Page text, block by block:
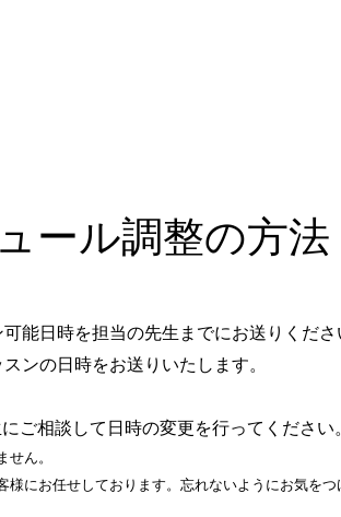
ール調整の方法
能日時を担当の先生までにお送りくだ
ンの日時をお送りいたします。
ご相談して日時の変更を行ってください
せん。
様にお任せしております。忘れないようにお気を